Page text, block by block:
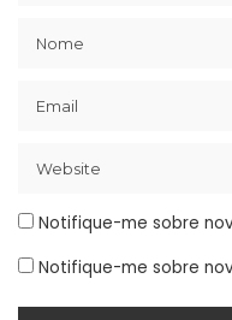
Notifique-me sobre
Notifique-me sobre